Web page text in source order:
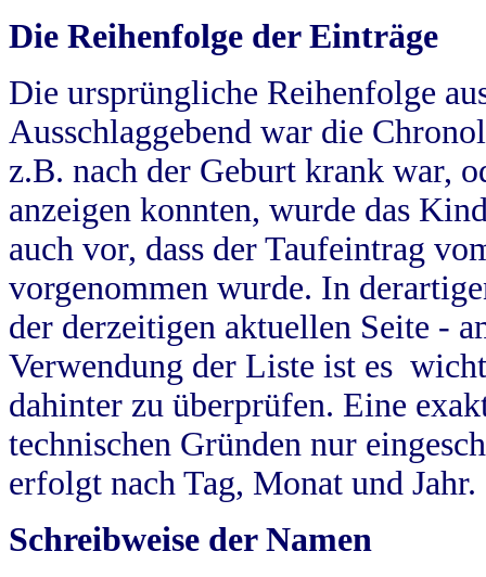
Die Reihenfolge der Einträge
Die ursprüngliche Reihenfolge
Ausschlaggebend war die
z.B. nach der Geburt krank war,
anzeigen konnten, wurde das
auch vor, dass der Taufeintrag
vorgenommen wurde. In
der derzeitigen aktuellen Seite -
Verwendung der Liste ist es
dahinter zu überprüfen. Eine
technischen Gründen nur
erfolgt nach Tag, Monat und Jahr.
Schreibweise der Namen